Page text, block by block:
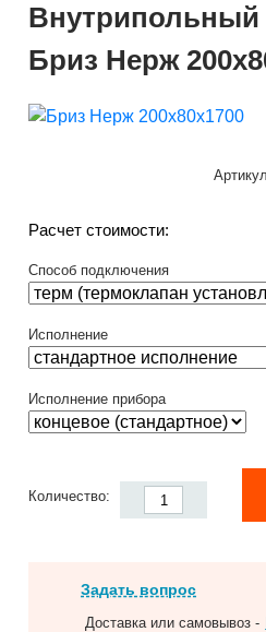
Внутрипольный
Бриз Нерж
Расчет стоимости:
Способ подключения
Исполнение
Исполнение прибора
Количество:
Задать вопрос
Доставка или самовывоз -